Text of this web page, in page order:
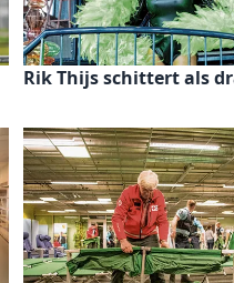
Rik Thijs schittert als